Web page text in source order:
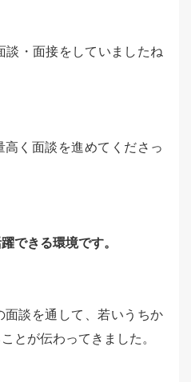
談・面接をしていましたね
く面談を進めてくださっ
できる環境です。
談を通して、若いうちか
とが伝わってきました。